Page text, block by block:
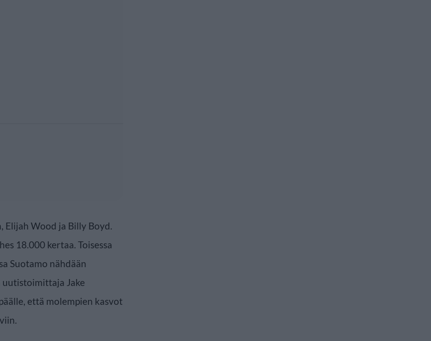
Elijah Wood ja Billy Boyd.
18.000 kertaa. Toisessa
Suotamo nähdään
uutistoimittaja Jake
että molempien kasvot